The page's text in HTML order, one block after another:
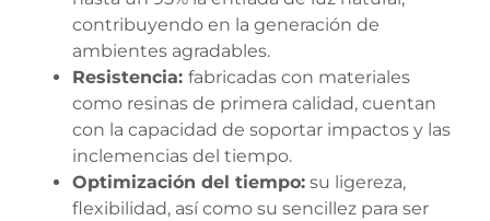
contribuyendo en la generación de
ambientes agradables.
Resistencia: fabricadas con materiales
como resinas de primera calidad, cuentan
con la capacidad de soportar impactos y las
inclemencias del tiempo.
Optimización del tiempo: su ligereza,
flexibilidad, así como su sencillez para ser